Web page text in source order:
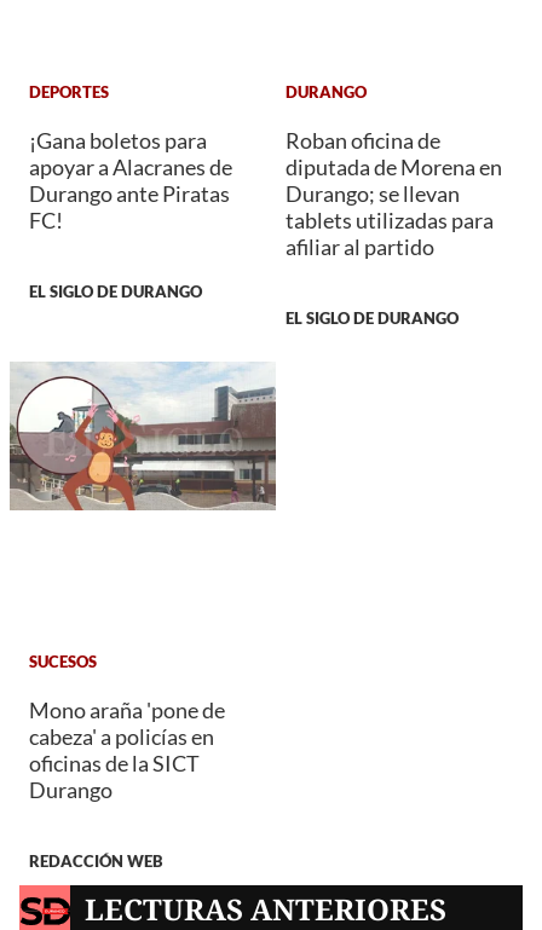
DEPORTES
¡Gana boletos para
apoyar a Alacranes de
Durango ante Piratas
FC!
EL SIGLO DE DURANGO
DURANGO
Roban oficina de
diputada de Morena en
Durango; se llevan
tablets utilizadas para
afiliar al partido
EL SIGLO DE DURANGO
SUCESOS
Mono araña 'pone de
cabeza' a policías en
oficinas de la SICT
Durango
REDACCIÓN WEB
LECTURAS ANTERIORES